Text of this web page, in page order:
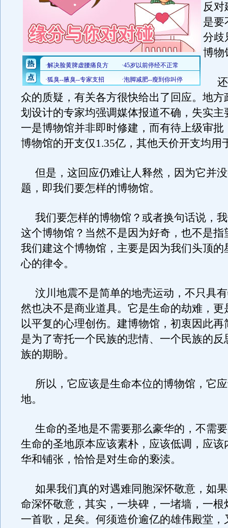
反对
是要
分歧
博物
众的质疑，有关各方很快给出了回应。地方
划设计的专家均强调媒体报道不确，失实主
一是博物馆并非即时修建，而有待上级审批
博物馆的开支仅1.35亿，其他天价开支均用
但是，这回应仍难让人释然，因为它并
题，即我们要怎样的博物馆。
我们要怎样的博物馆？或者换句话说，
这个博物馆？当然不是因为好奇，也不是指
我们建这个博物馆，主要是因为我们头顶的
心的律令。
汶川地震不是简单的地壳运动，不只具
然也决不是商业道具。它是生命的劫难，更
以平复的心理创伤。建博物馆，初衷因此再
是为了寄托一个民族的悲情、一个民族的反
族的期盼。
所以，它应该是生命本位的博物馆，它
地。
生命的圣地是不需要那么豪华的，不需
生命的圣地原本应该素朴，应该低调，应该
华和铺张，恰恰是对生命的亵渎。
如果我们真的对遇难同胞深怀敬意，如
命深怀敬意，其实，一块碑，一堵墙，一根
一首歌，足矣。何须造价逾亿的雄伟殿堂，